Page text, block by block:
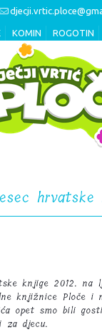
KOMIN ROGOTIN
hrvatske
knjige 2012. na
knjižnice Ploče i
opet smo bili
za djecu.